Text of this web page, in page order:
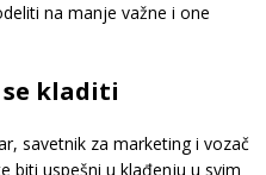
na manje važne i one
kladiti
savetnik za marketing i vozač
biti uspešni u klađenju u svim